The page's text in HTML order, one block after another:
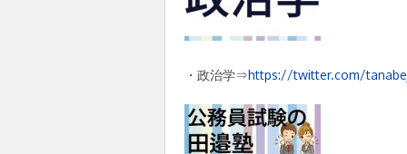
・政治学⇒https://twitter.com/